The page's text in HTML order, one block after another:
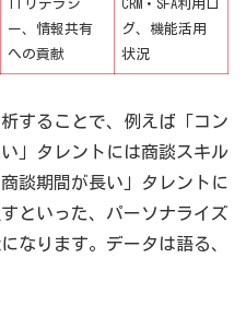
ITリテラシ
ー、情報共有
への貢献
CRM・SFA利用ロ
グ、機能活用
状況
することで、例えば「コン
」タレントには商談スキル
談期間が長い」タレントに
といった、パーソナライズ
なります。データは語る、